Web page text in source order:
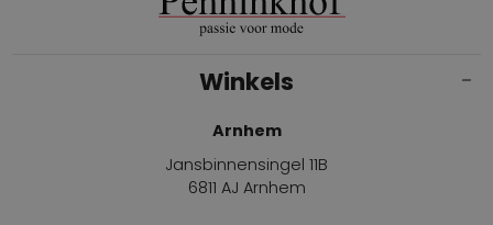
Winkels
Arnhem
Jansbinnensingel 11B
6811 AJ Arnhem